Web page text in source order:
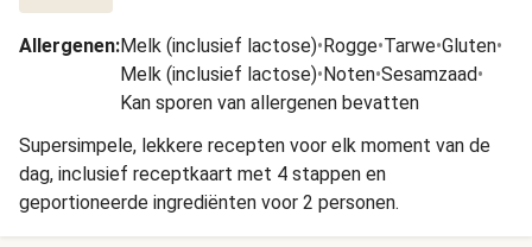
Allergenen:Melk (inclusief lactose)•Rogge•Tarwe•Gluten•
Melk (inclusief lactose)•Noten•Sesamzaad•
Kan sporen van allergenen bevatten
Supersimpele, lekkere recepten voor elk moment van de
dag, inclusief receptkaart met 4 stappen en
geportioneerde ingrediënten voor 2 personen.